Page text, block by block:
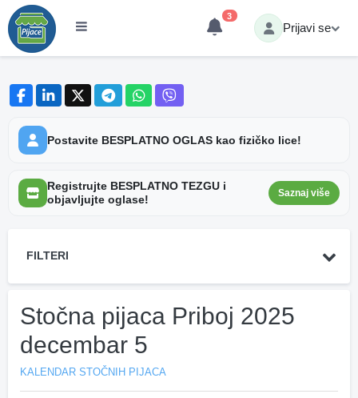
3
Prijavi se
Postavite BESPLATNO OGLAS kao fizičko lice!
Registrujte BESPLATNO TEZGU i
objavljujte oglase!
Saznaj više
FILTERI
Stočna pijaca Priboj 2025
decembar 5
KALENDAR STOČNIH PIJACA